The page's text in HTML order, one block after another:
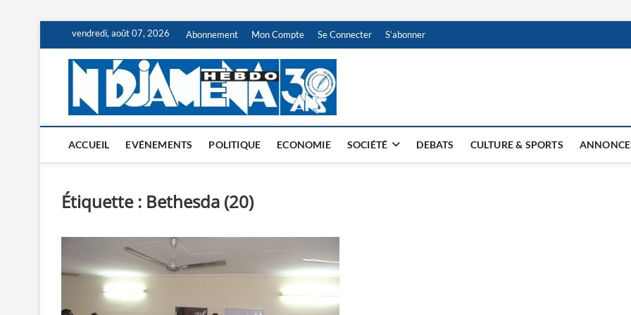
content
vendredi, août 07, 2026 Abonnement Mon Compte Se Connecter S’abonner
NDJAMENA HEBDO
ACCUEIL EVÉNEMENTS POLITIQUE ECONOMIE SOCIÉTÉ DEBATS CULTURE & SPORTS
Étiquette : Bethesda (20)